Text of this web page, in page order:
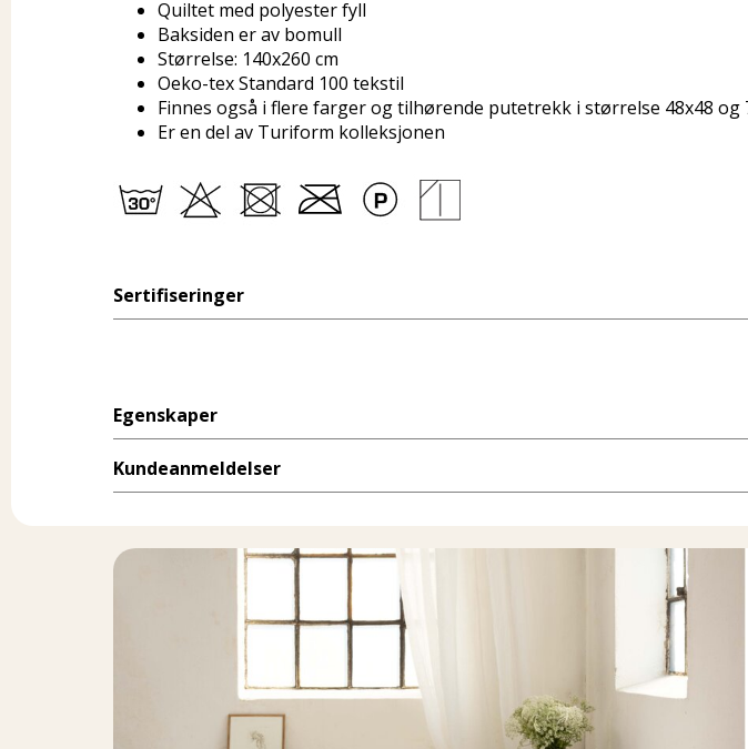
Quiltet med polyester fyll
Baksiden er av bomull
Størrelse: 140x260 cm
Oeko-tex Standard 100 tekstil
Finnes også i flere farger og tilhørende putetrekk i størrelse 48x48 og
Er en del av Turiform kolleksjonen
Sertifiseringer
Egenskaper
Kundeanmeldelser